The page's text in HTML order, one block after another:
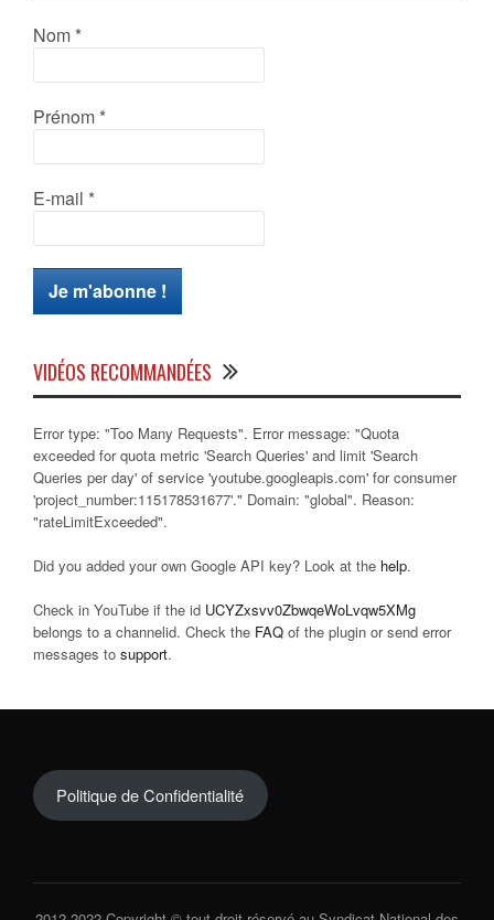
Nom *
Prénom *
E-mail *
VIDÉOS RECOMMANDÉES
Error type: "Too Many Requests". Error message: "Quota
exceeded for quota metric 'Search Queries' and limit 'Search
Queries per day' of service 'youtube.googleapis.com' for consumer
'project_number:115178531677'." Domain: "global". Reason:
"rateLimitExceeded".
Did you added your own Google API key? Look at the help.
Check in YouTube if the id UCYZxsvv0ZbwqeWoLvqw5XMg
belongs to a channelid. Check the FAQ of the plugin or send error
messages to support.
Politique de Confidentialité